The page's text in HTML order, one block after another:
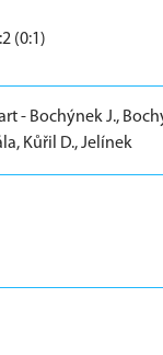
(0:1)
- Bochýnek J.,
Kůřil D., Jelínek